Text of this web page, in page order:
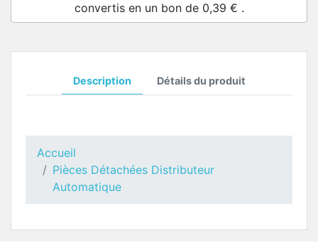
convertis en un bon de 0,39 € .
Description Détails du produit
Accueil
Pièces Détachées Distributeur
Automatique